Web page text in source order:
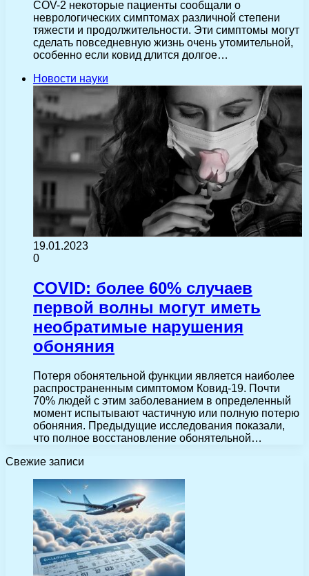
COV-2 некоторые пациенты сообщали о
неврологических симптомах различной степени
тяжести и продолжительности. Эти симптомы могут
сделать повседневную жизнь очень утомительной,
особенно если ковид длится долгое…
Новости науки
19.01.2023
0
COVID: более 60% случаев
первой волны могут иметь
необратимые нарушения
обоняния
Потеря обонятельной функции является наиболее
распространенным симптомом Ковид-19. Почти
70% людей с этим заболеванием в определенный
момент испытывают частичную или полную потерю
обоняния. Предыдущие исследования показали,
что полное восстановление обонятельной…
Свежие записи